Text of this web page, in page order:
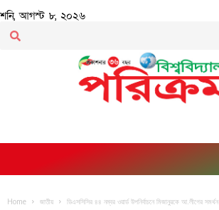
শনি, আগস্ট ৮, ২০২৬
Home জাতীয় ডিএসসিসির ৪৪ নম্বর ওয়ার্ড উপনির্বাচনে মিজানুরকে আ.লীগের সমর্থন